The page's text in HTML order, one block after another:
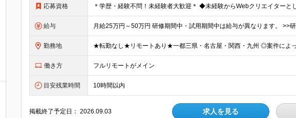
応募資格
給与
勤務地
働き方 フルリモートがメイン
目安残業時間 10時間以内
掲載終了予定日：2026.09.03 求人を見る